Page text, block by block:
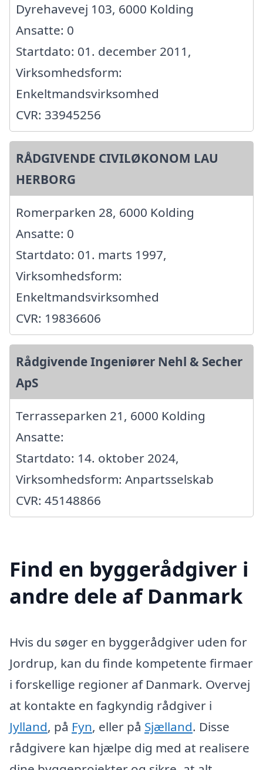
Dyrehavevej 103, 6000 Kolding
Ansatte: 0
Startdato: 01. december 2011,
Virksomhedsform:
Enkeltmandsvirksomhed
CVR: 33945256
RÅDGIVENDE CIVILØKONOM LAU
HERBORG
Romerparken 28, 6000 Kolding
Ansatte: 0
Startdato: 01. marts 1997,
Virksomhedsform:
Enkeltmandsvirksomhed
CVR: 19836606
Rådgivende Ingeniører Nehl & Secher
ApS
Terrasseparken 21, 6000 Kolding
Ansatte:
Startdato: 14. oktober 2024,
Virksomhedsform: Anpartsselskab
CVR: 45148866
Find en byggerådgiver i
andre dele af Danmark
Hvis du søger en byggerådgiver uden for
Jordrup, kan du finde kompetente firmaer
i forskellige regioner af Danmark. Overvej
at kontakte en fagkyndig rådgiver i
Jylland, på Fyn, eller på Sjælland. Disse
rådgivere kan hjælpe dig med at realisere